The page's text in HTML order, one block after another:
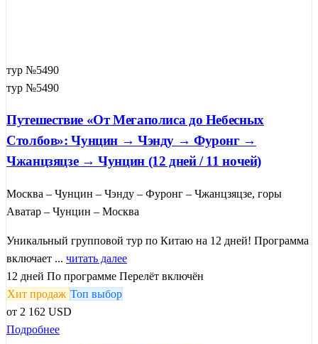
тур №5490
тур №5490
Путешествие «От Мегаполиса до Небесных
Столбов»: Чунцин → Чэнду → Фуронг →
Чжанцзяцзе → Чунцин (12 дней / 11 ночей)
Москва – Чунцин – Чэнду – Фуронг – Чжанцзяцзе, горы
Аватар – Чунцин – Москва
Уникальный групповой тур по Китаю на 12 дней! Программа
включает ... читать далее
12 дней По программе Перелёт включён
Хит продаж Топ выбор
от 2 162 USD
Подробнее